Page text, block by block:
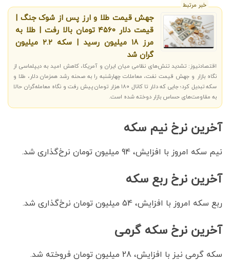
خبر مرتبط
جهش قیمت طلا و ارز پس از شوک جنگ |
قیمت دلار ۴۵۶۰ تومان بالا رفت | طلا به
مرز ۱۸ میلیون رسید | سکه ۲.۲ میلیون
گران شد
اقتصادنیوز: تشدید تنش‌های نظامی میان ایران و آمریکا، کاهش امید به دیپلماسی از
نگاه بازار و جهش قیمت نفت، معاملات چهارشنبه را به صحنه رشد همزمان دلار، طلا و
سکه تبدیل کرد؛ جایی که دلار تا کانال ۱۸۰ هزار تومان پیش رفت و نگاه معامله‌گران حالا
به مقاومت‌های حساس بازار دوخته شده است.
آخرین نرخ نیم سکه
نیم سکه امروز با افزایش، 94 میلیون تومان نرخ‌گذاری شد.
آخرین نرخ ربع سکه
ربع سکه امروز با افزایش، 54 میلیون تومان نرخ‌گذاری شد.
آخرین نرخ سکه گرمی
سکه گرمی نیز با افزایش، 28 میلیون تومان فروخته شد.